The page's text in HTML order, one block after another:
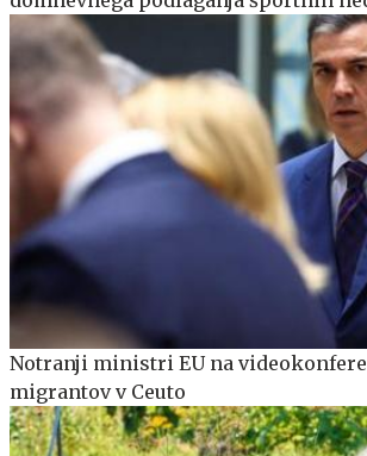
Notranji ministri EU na
migrantov v Ceuto